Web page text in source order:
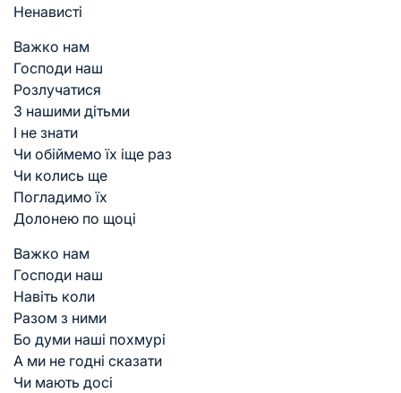
Ненависті
Важко нам
Господи наш
Розлучатися
З нашими дітьми
І не знати
Чи обіймемо їх іще раз
Чи колись ще
Погладимо їх
Долонею по щоці
Важко нам
Господи наш
Навіть коли
Разом з ними
Бо думи наші похмурі
А ми не годні сказати
Чи мають досі